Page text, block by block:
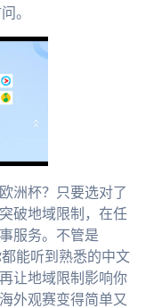
。
洲杯？只要选对了
破地域限制，在任
服务。不管是
能听到熟悉的中文
让地域限制影响你
外观赛变得简单又